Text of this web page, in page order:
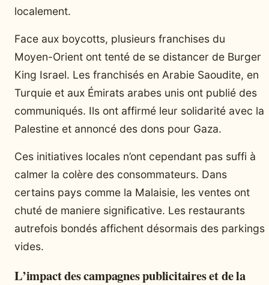
localement.
Face aux boycotts, plusieurs franchises du
Moyen-Orient ont tenté de se distancer de Burger
King Israel. Les franchisés en Arabie Saoudite, en
Turquie et aux Émirats arabes unis ont publié des
communiqués. Ils ont affirmé leur solidarité avec la
Palestine et annoncé des dons pour Gaza.
Ces initiatives locales n’ont cependant pas suffi à
calmer la colère des consommateurs. Dans
certains pays comme la Malaisie, les ventes ont
chuté de maniere significative. Les restaurants
autrefois bondés affichent désormais des parkings
vides.
L’impact des campagnes publicitaires et de la